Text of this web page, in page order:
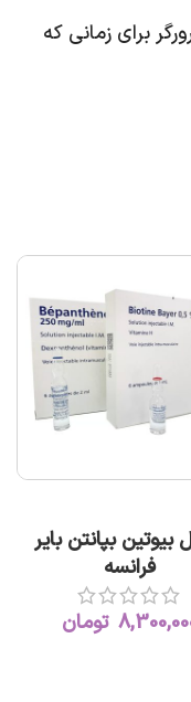
برای زمانی که
بیوتین بپانتن بایر
فرانسه
تومان